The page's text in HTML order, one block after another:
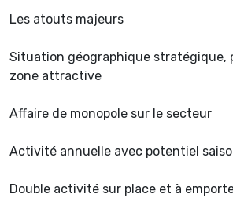
Les atouts majeurs
Situation géographique stratégique,
zone attractive
Affaire de monopole sur le secteur
Activité annuelle avec potentiel
Double activité sur place et à